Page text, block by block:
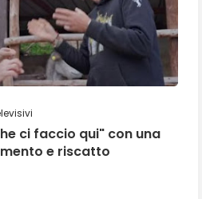
ci faccio qui" con una
e riscatto